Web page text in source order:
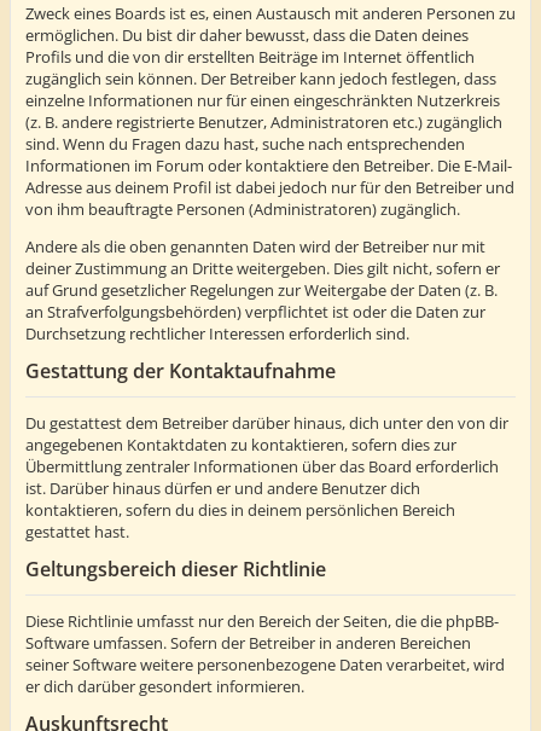
Zweck eines Boards ist es, einen Austausch mit anderen Personen zu
ermöglichen. Du bist dir daher bewusst, dass die Daten deines
Profils und die von dir erstellten Beiträge im Internet öffentlich
zugänglich sein können. Der Betreiber kann jedoch festlegen, dass
einzelne Informationen nur für einen eingeschränkten Nutzerkreis
(z. B. andere registrierte Benutzer, Administratoren etc.) zugänglich
sind. Wenn du Fragen dazu hast, suche nach entsprechenden
Informationen im Forum oder kontaktiere den Betreiber. Die E-Mail-
Adresse aus deinem Profil ist dabei jedoch nur für den Betreiber und
von ihm beauftragte Personen (Administratoren) zugänglich.
Andere als die oben genannten Daten wird der Betreiber nur mit
deiner Zustimmung an Dritte weitergeben. Dies gilt nicht, sofern er
auf Grund gesetzlicher Regelungen zur Weitergabe der Daten (z. B.
an Strafverfolgungsbehörden) verpflichtet ist oder die Daten zur
Durchsetzung rechtlicher Interessen erforderlich sind.
Gestattung der Kontaktaufnahme
Du gestattest dem Betreiber darüber hinaus, dich unter den von dir
angegebenen Kontaktdaten zu kontaktieren, sofern dies zur
Übermittlung zentraler Informationen über das Board erforderlich
ist. Darüber hinaus dürfen er und andere Benutzer dich
kontaktieren, sofern du dies in deinem persönlichen Bereich
gestattet hast.
Geltungsbereich dieser Richtlinie
Diese Richtlinie umfasst nur den Bereich der Seiten, die die phpBB-
Software umfassen. Sofern der Betreiber in anderen Bereichen
seiner Software weitere personenbezogene Daten verarbeitet, wird
er dich darüber gesondert informieren.
Auskunftsrecht